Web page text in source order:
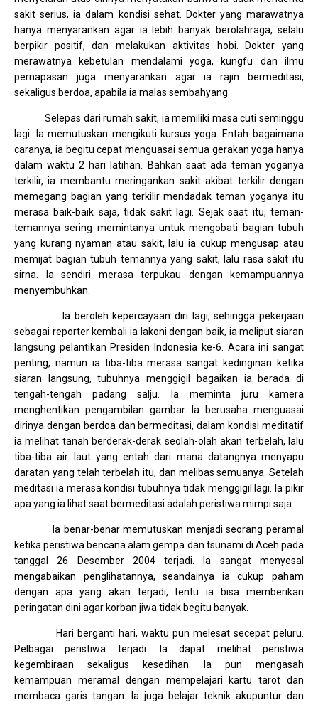
sakit serius, ia dalam kondisi sehat. Dokter yang marawatnya
hanya menyarankan agar ia lebih banyak berolahraga, selalu
berpikir positif, dan melakukan aktivitas hobi. Dokter yang
merawatnya kebetulan mendalami yoga, kungfu dan ilmu
pernapasan juga menyarankan agar ia rajin bermeditasi,
sekaligus berdoa, apabila ia malas sembahyang.
Selepas dari rumah sakit, ia memiliki masa cuti seminggu
lagi. Ia memutuskan mengikuti kursus yoga. Entah bagaimana
caranya, ia begitu cepat menguasai semua gerakan yoga hanya
dalam waktu 2 hari latihan. Bahkan saat ada teman yoganya
terkilir, ia membantu meringankan sakit akibat terkilir dengan
memegang bagian yang terkilir mendadak teman yoganya itu
merasa baik-baik saja, tidak sakit lagi. Sejak saat itu, teman-
temannya sering memintanya untuk mengobati bagian tubuh
yang kurang nyaman atau sakit, lalu ia cukup mengusap atau
memijat bagian tubuh temannya yang sakit, lalu rasa sakit itu
sirna. Ia sendiri merasa terpukau dengan kemampuannya
menyembuhkan.
Ia beroleh kepercayaan diri lagi, sehingga pekerjaan
sebagai reporter kembali ia lakoni dengan baik, ia meliput siaran
langsung pelantikan Presiden Indonesia ke-6. Acara ini sangat
penting, namun ia tiba-tiba merasa sangat kedinginan ketika
siaran langsung, tubuhnya menggigil bagaikan ia berada di
tengah-tengah padang salju. Ia meminta juru kamera
menghentikan pengambilan gambar. Ia berusaha menguasai
dirinya dengan berdoa dan bermeditasi, dalam kondisi meditatif
ia melihat tanah berderak-derak seolah-olah akan terbelah, lalu
tiba-tiba air laut yang entah dari mana datangnya menyapu
daratan yang telah terbelah itu, dan melibas semuanya. Setelah
meditasi ia merasa kondisi tubuhnya tidak menggigil lagi. Ia pikir
apa yang ia lihat saat bermeditasi adalah peristiwa mimpi saja.
Ia benar-benar memutuskan menjadi seorang peramal
ketika peristiwa bencana alam gempa dan tsunami di Aceh pada
tanggal 26 Desember 2004 terjadi. Ia sangat menyesal
mengabaikan penglihatannya, seandainya ia cukup paham
dengan apa yang akan terjadi, tentu ia bisa memberikan
peringatan dini agar korban jiwa tidak begitu banyak.
Hari berganti hari, waktu pun melesat secepat peluru.
Pelbagai peristiwa terjadi. Ia dapat melihat peristiwa
kegembiraan sekaligus kesedihan. Ia pun mengasah
kemampuan meramal dengan mempelajari kartu tarot dan
membaca garis tangan. Ia juga belajar teknik akupuntur dan